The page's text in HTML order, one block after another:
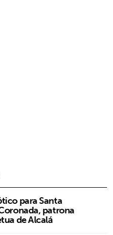
para Santa
patrona
de Alcalá